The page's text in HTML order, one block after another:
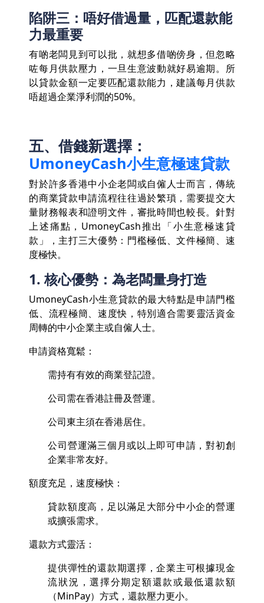
陷阱三：唔好借過量，匹配還款能
力最重要
有啲老闆見到可以批，就想多借啲傍身，但忽略
咗每月供款壓力，一旦生意波動就好易逾期。所
以貸款金額一定要匹配還款能力，建議每月供款
唔超過企業淨利潤的50%。
五、借錢新選擇：
UmoneyCash小生意極速貸款
對於許多香港中小企老闆或自僱人士而言，傳統
的商業貸款申請流程往往過於繁瑣，需要提交大
量財務報表和證明文件，審批時間也較長。針對
上述痛點，UmoneyCash推出「小生意極速貸
款」，主打三大優勢：門檻極低、文件極簡、速
度極快。
1. 核心優勢：為老闆量身打造
UmoneyCash小生意貸款的最大特點是申請門檻
低、流程極簡、速度快，特別適合需要靈活資金
周轉的中小企業主或自僱人士。
申請資格寬鬆：
需持有有效的商業登記證。
公司需在香港註冊及營運。
公司東主須在香港居住。
公司營運滿三個月或以上即可申請，對初創
企業非常友好。
額度充足，速度極快：
貸款額度高，足以滿足大部分中小企的營運
或擴張需求。
還款方式靈活：
提供彈性的還款期選擇，企業主可根據現金
流狀況，選擇分期定額還款或最低還款額
（MinPay）方式，還款壓力更小。